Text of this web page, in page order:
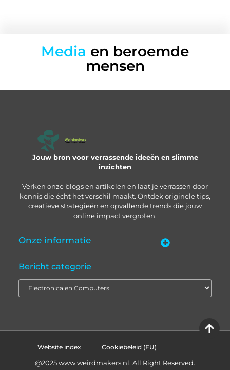
Media en beroemde
mensen
Jouw bron voor verrassende ideeën en slimme
inzichten
Verken onze blogs en artikelen en laat je verrassen door
kennis die écht het verschil maakt. Ontdek originele tips,
creatieve strategieën en opvallende trends die jouw
online impact vergroten.
Onze informatie
Bericht categorie
Website index Cookiebeleid (EU)
@2025 www.weirdmakers.nl. All Right Reserved.